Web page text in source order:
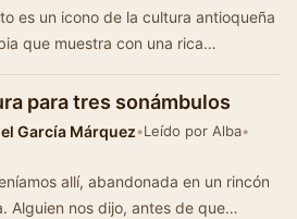
es un icono de la cultura antioqueña
que muestra con una rica
para tres sonámbulos
García Márquez•Leído por Alba•
allí, abandonada en un rincón